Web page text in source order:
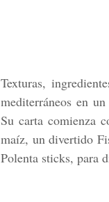
Texturas,
mediterráneos en
Su carta comienza
maíz, un divertido
Polenta sticks, para